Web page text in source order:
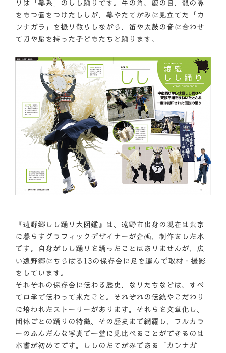
りは「幕系」のしし踊りです。牛の角、鹿の目、龍の鼻
をもつ面をつけたししが、幕やたてがみに見立てた「カ
ンナガラ」を振り散らしながら、笛や太鼓の音に合わせ
て刀や扇を持った子どもたちと踊ります。
『遠野郷しし踊り大図鑑』は、遠野市出身の現在は東京
に暮らすグラフィックデザイナーが企画、制作をした本
です。自身がしし踊りを踊ったことはありませんが、広
い遠野郷にちらばる13の保存会に足を運んで取材・撮影
をしています。
それぞれの保存会に伝わる歴史、なりたちなどは、すべ
て口承で伝わって来たこと。それぞれの伝統やこだわり
に培われたストーリーがあります。それらを文章化し、
団体ごとの踊りの特徴、その歴史まで網羅し、フルカラ
ーのふんだんな写真で一堂に見比べることができるのは
本書が初めてです。ししのたてがみである「カンナガ